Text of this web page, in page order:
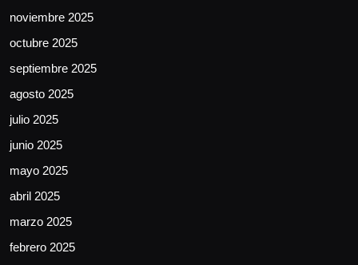
noviembre 2025
octubre 2025
septiembre 2025
agosto 2025
julio 2025
junio 2025
mayo 2025
abril 2025
marzo 2025
febrero 2025